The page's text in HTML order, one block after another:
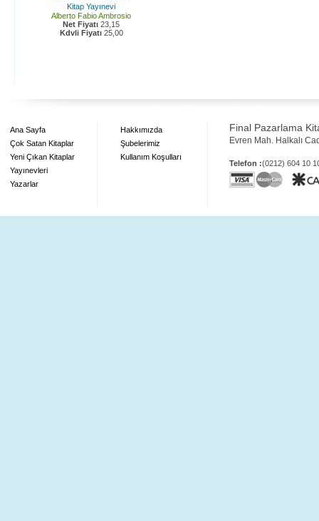
Kitap Yayınevi
Alberto Fabio Ambrosio
Net Fiyatı 23,15
Kdvli Fiyatı 25,00
Ana Sayfa
Çok Satan Kitaplar
Yeni Çıkan Kitaplar
Yayınevleri
Yazarlar
Hakkımızda
Şubelerimiz
Kullanım Koşulları
Final Pazarlama
Evren Mah. Halkalı
Telefon :(0212) 604 10